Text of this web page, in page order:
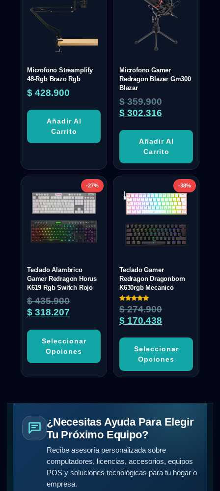
Microfono Streamplify
48-Rgb Brazo Rgb
$ 428.900
Añadir Al
Carrito
Microfono Gamer
Redragon Blazar Gm300
Blazar
$359.900
$ 302.316
Añadir Al
Carrito
-27%
Teclado Alambrico
Gamer Redragon Horus
K619 Rgb Switch Rojo
$435.900
$ 318.207
Seleccionar
Opciones
-38%
Teclado Gamer
Redragon Dragonborn
K630rgb Mecanico
Valorado
con
5.00
de 5
$274.900
$ 170.438
Seleccionar
Opciones
¿Necesitas Ayuda Para Elegir
Tu Próximo Equipo?
Recibe asesoría personalizada sobre
computadores, licencias, accesorios, equipos
POS y soluciones tecnológicas para tu hogar o
empresa.